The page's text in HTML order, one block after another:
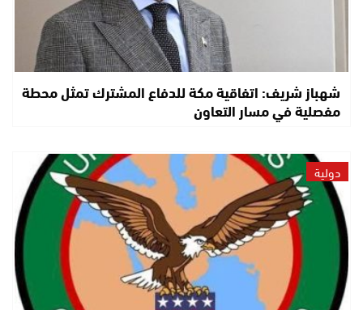
شهباز شريف: اتفاقية مكة للدفاع المشترك تمثل محطة
مفصلية في مسار التعاون
دولية